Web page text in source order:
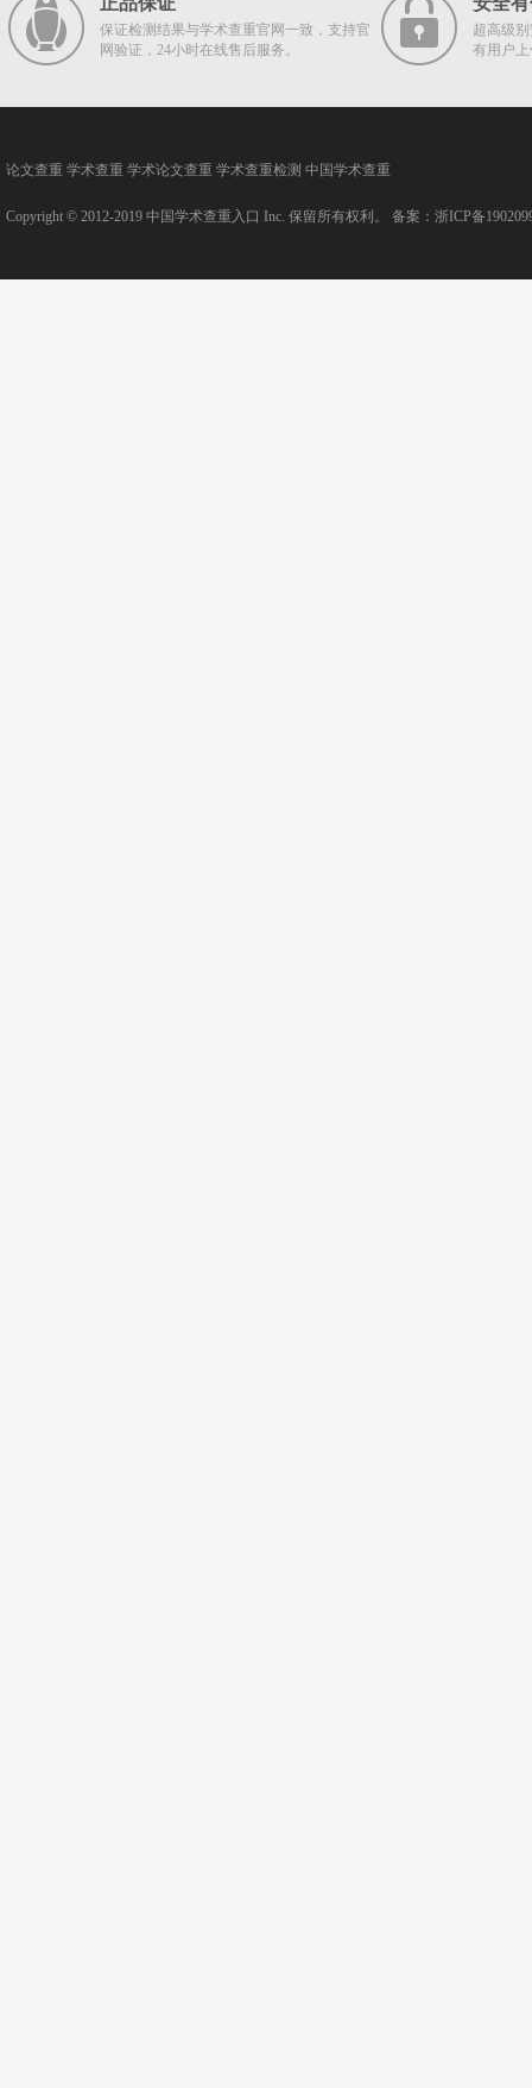
保证检测结果与学术查重官网一致，支持官
网验证，24小时在线售后服务。
超高级
有用户
论文查重 学术查重 学术论文查重 学术查重检测 中国学术查重
Copyright © 2012-2019 中国学术查重入口 Inc. 保留所有权利。 备案： 浙ICP备